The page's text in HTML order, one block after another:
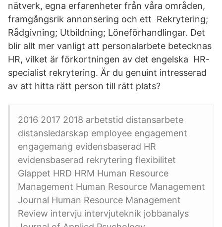
nätverk, egna erfarenheter från våra områden,
framgångsrik annonsering och ett Rekrytering;
Rådgivning; Utbildning; Löneförhandlingar. Det
blir allt mer vanligt att personalarbete betecknas
HR, vilket är förkortningen av det engelska HR-
specialist rekrytering. Är du genuint intresserad
av att hitta rätt person till rätt plats?
2016 2017 2018 arbetstid distansarbete
distansledarskap employee engagement
engagemang evidensbaserad HR
evidensbaserad rekrytering flexibilitet
Glappet HRD HRM Human Resource
Management Human Resource Management
Journal Human Resource Management
Review intervju intervjuteknik jobbanalys